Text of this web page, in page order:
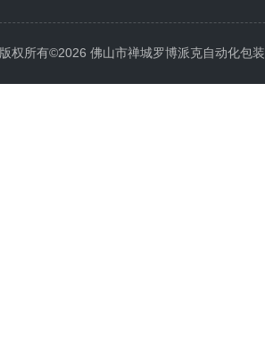
版权所有©2026 佛山市禅城罗博派克自动化